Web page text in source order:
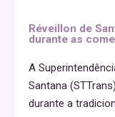
Réveillon de
durante as
A
Santana
durante a